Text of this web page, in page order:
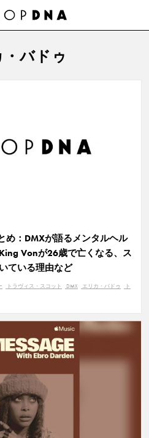
バドゥ
め：DMXが語るメンタルヘル
Vonが26歳で亡くなる、ス
ている理由など
トラヴィス・スコット DMX エリカ・バドゥ
ト